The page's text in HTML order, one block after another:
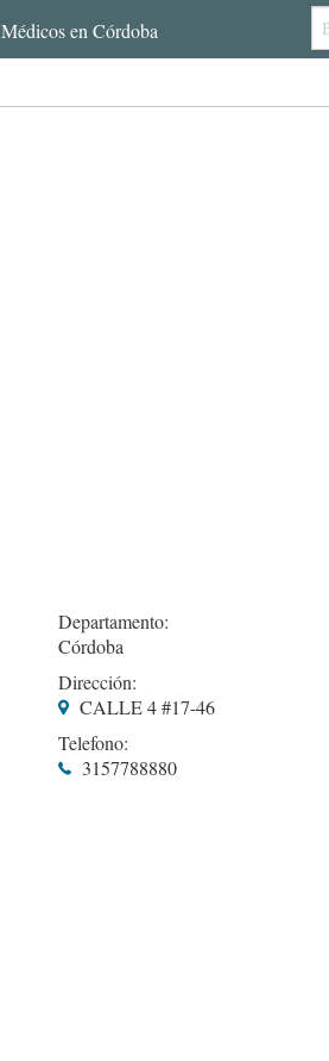
Médicos en Córdoba
Departamento:
Córdoba
Dirección:
CALLE 4 #17-46
Telefono:
3157788880